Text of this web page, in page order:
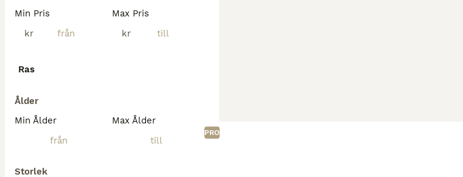
Min Pris
kr
Max Pris
kr
Ras
Ålder
Min Ålder
Max Ålder
Storlek
PRO